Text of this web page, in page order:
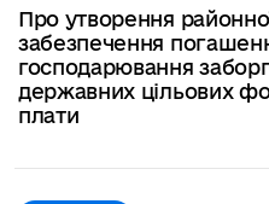
Про утворення
забезпечення
господарювання
державних цільових
плати